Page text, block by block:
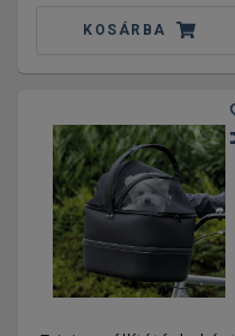
KOSÁRBA